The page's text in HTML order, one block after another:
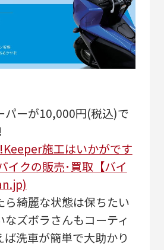
パーが10,000円(税込)で
施工はいかがです
イクの販売･買取【バイ
ら綺麗な状態は保ちたい
なズボラさんもコーティ
ば洗車が簡単で大助かり